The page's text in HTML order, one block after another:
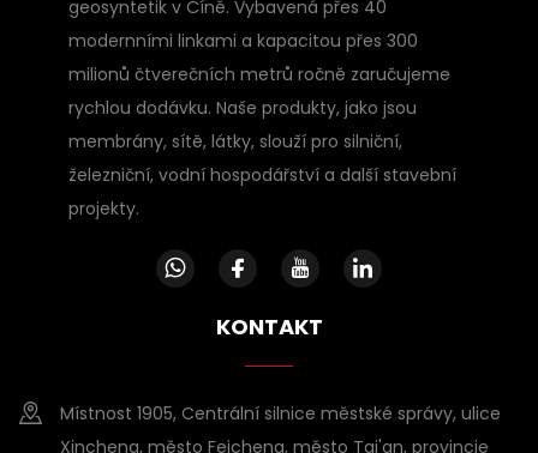
geosyntetik v Číně. Vybavená přes 40
modernními linkami a kapacitou přes 300
milionů čtverečních metrů ročně zaručujeme
rychlou dodávku. Naše produkty, jako jsou
membrány, sítě, látky, slouží pro silniční,
železniční, vodní hospodářství a další stavební
projekty.
KONTAKT
Místnost 1905, Centrální silnice městské správy, ulice
Xincheng, město Feicheng, město Tai'an, provincie